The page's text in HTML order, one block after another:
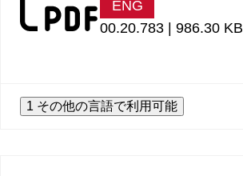
ENG
00.20.783 | 986.30 KB
1 その他の言語で利用可能